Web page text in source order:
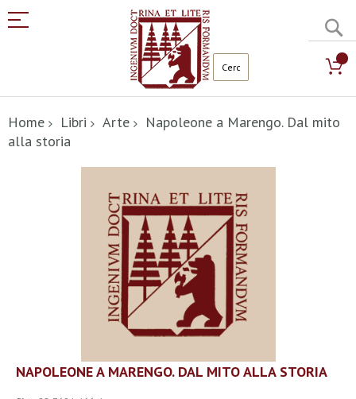
al
contenuto
Home Libri Arte
Napoleone a Marengo. Dal mito
alla storia
Vai
all'inizio
NAPOLEONE A MARENGO. DAL MITO ALLA STORIA